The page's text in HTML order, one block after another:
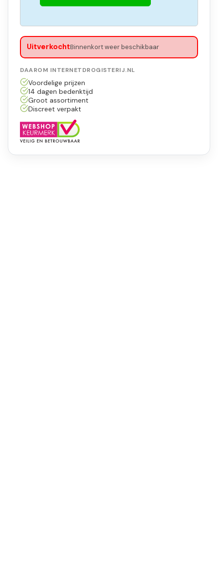
UitverkochtBinnenkort weer beschikbaar
DAAROM INTERNETDROGISTERIJ.NL
Voordelige prijzen
14 dagen bedenktijd
Groot assortiment
Discreet verpakt